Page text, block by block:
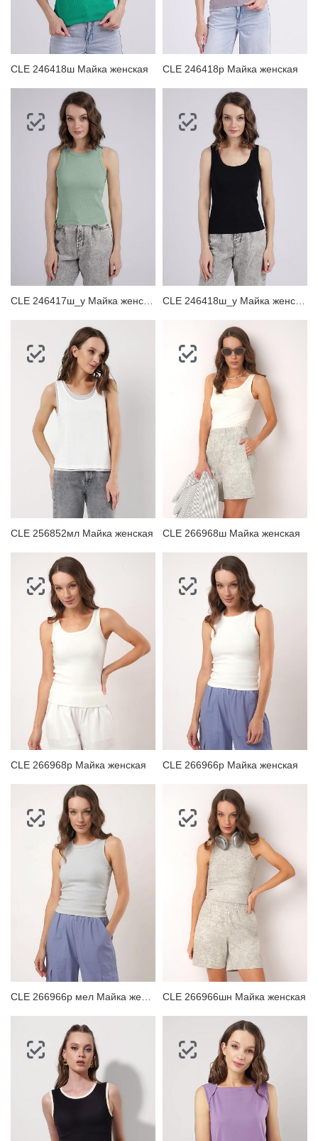
CLE 246418ш Майка женская CLE 246418р Майка женская
CLE 246417ш_у Майка женская CLE 246418ш_у Майка женская
CLE 256852мл Майка женская CLE 266968ш Майка женская
CLE 266968р Майка женская CLE 266966р Майка женская
CLE 266966шн Майка женская